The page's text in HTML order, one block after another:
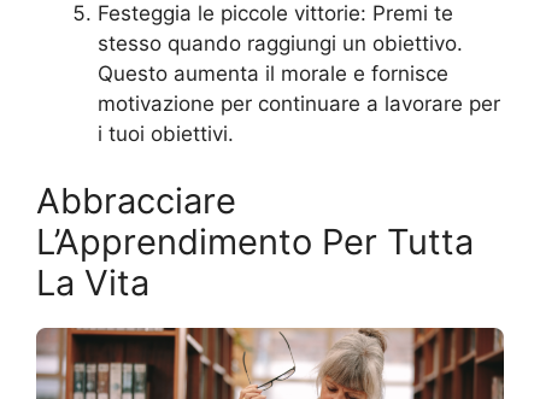
Festeggia le piccole vittorie: Premi te
stesso quando raggiungi un obiettivo.
Questo aumenta il morale e fornisce
motivazione per continuare a lavorare per
i tuoi obiettivi.
Abbracciare
L’Apprendimento Per Tutta
La Vita